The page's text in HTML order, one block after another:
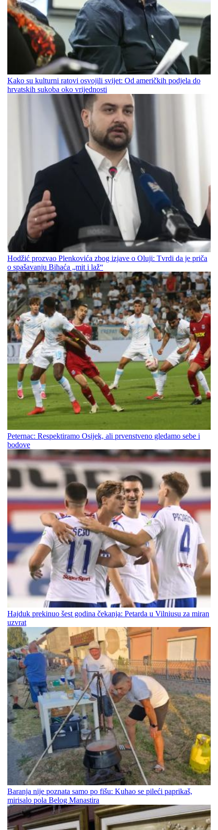
Kako su kulturni ratovi osvojili svijet: Od američkih podjela do
hrvatskih sukoba oko vrijednosti
Hodžić prozvao Plenkovića zbog izjave o Oluji: Tvrdi da je priča
o spašavanju Bihaća „mit i laž“
Peternac: Respektiramo Osijek, ali prvenstveno gledamo sebe i
bodove
Hajduk prekinuo šest godina čekanja: Petarda u Vilniusu za miran
uzvrat
Baranja nije poznata samo po fišu: Kuhao se pileći paprikaš,
mirisalo pola Belog Manastira